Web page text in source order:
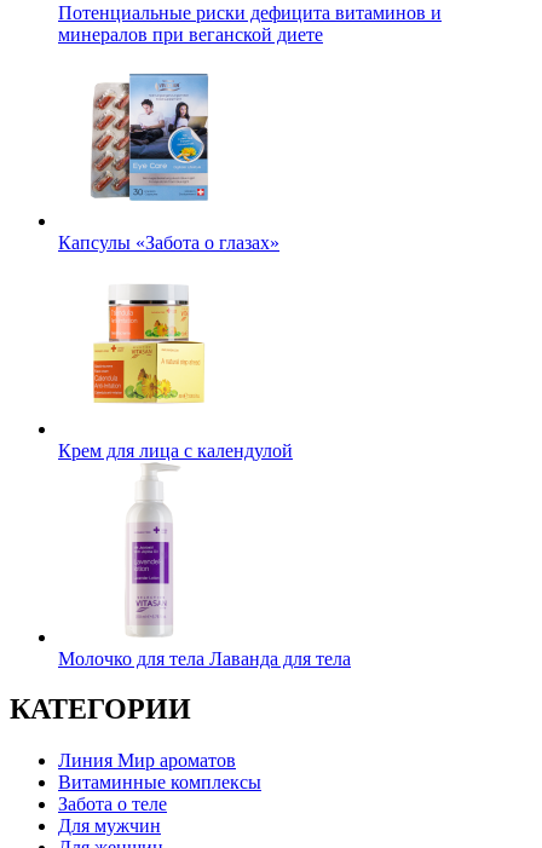
Потенциальные риски дефицита витаминов и
минералов при веганской диете
Капсулы «Забота о глазах»
Крем для лица с календулой
Молочко для тела Лаванда для тела
КАТЕГОРИИ
Линия Мир ароматов
Витаминные комплексы
Забота о теле
Для мужчин